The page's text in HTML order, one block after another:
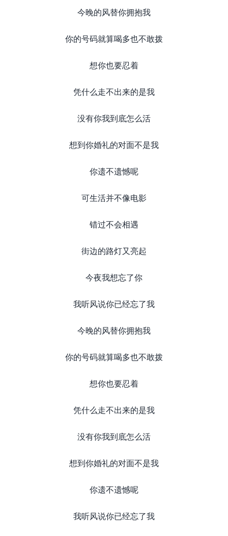
今晚的风替你拥抱我
你的号码就算喝多也不敢拨
想你也要忍着
凭什么走不出来的是我
没有你我到底怎么活
想到你婚礼的对面不是我
你遗不遗憾呢
可生活并不像电影
错过不会相遇
街边的路灯又亮起
今夜我想忘了你
我听风说你已经忘了我
今晚的风替你拥抱我
你的号码就算喝多也不敢拨
想你也要忍着
凭什么走不出来的是我
没有你我到底怎么活
想到你婚礼的对面不是我
你遗不遗憾呢
我听风说你已经忘了我